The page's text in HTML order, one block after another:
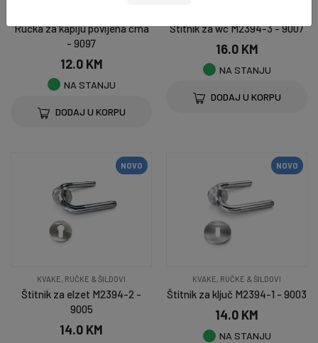
Ručka za kapiju povijena crna
- 9097
12.0 KM
NA STANJU
DODAJ U KORPU
Štitnik za wc M2394-3 - 9007
16.0 KM
NA STANJU
DODAJ U KORPU
NOVO
KVAKE, RUČKE & ŠILDOVI
Štitnik za elzet M2394-2 -
9005
14.0 KM
NOVO
KVAKE, RUČKE & ŠILDOVI
Štitnik za ključ M2394-1 - 9003
14.0 KM
NA STANJU